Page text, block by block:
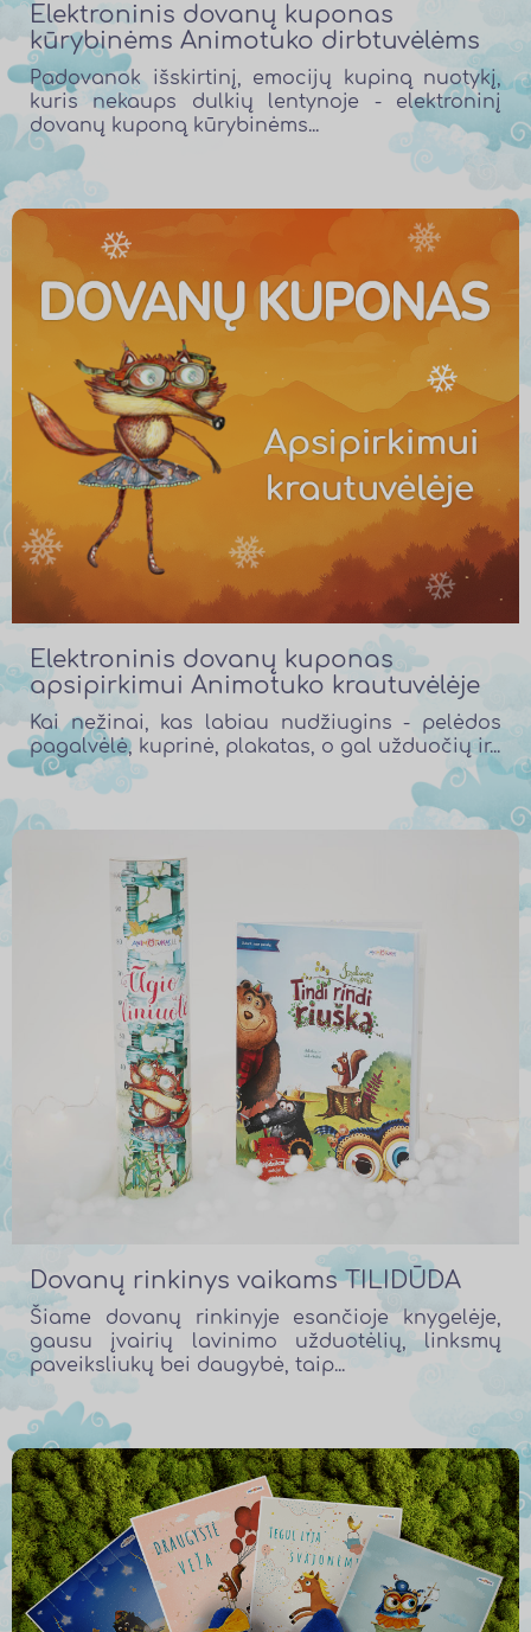
Elektroninis dovanų kuponas
kūrybinėms Animotuko dirbtuvėlėms
Padovanok išskirtinį, emocijų kupiną nuotykį,
kuris nekaups dulkių lentynoje - elektroninį
dovanų kuponą kūrybinėms...
Elektroninis dovanų kuponas
apsipirkimui Animotuko krautuvėlėje
Kai nežinai, kas labiau nudžiugins - pelėdos
pagalvėlė, kuprinė, plakatas, o gal užduočių ir...
Dovanų rinkinys vaikams TILIDŪDA
Šiame dovanų rinkinyje esančioje knygelėje,
gausu įvairių lavinimo užduotėlių, linksmų
paveiksliukų bei daugybė, taip...